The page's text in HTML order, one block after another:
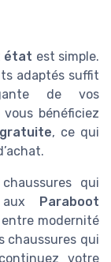
état est simple.
adaptés suffit
de vos
bénéficiez
, ce qui
qui
aux Paraboot
modernité
chaussures qui
votre